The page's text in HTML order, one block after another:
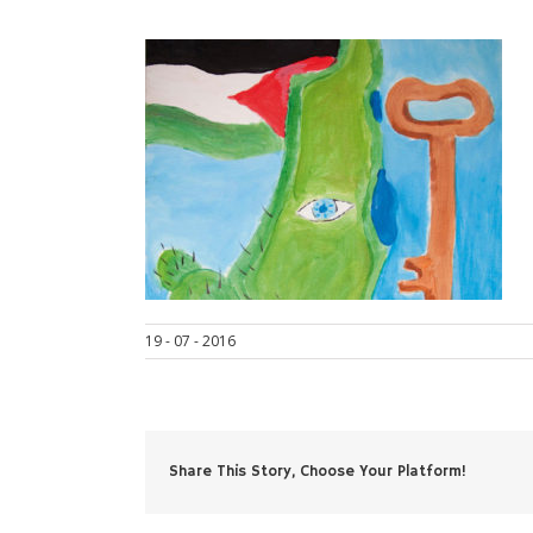
19 - 07 - 2016
Share This Story, Choose Your Platform!